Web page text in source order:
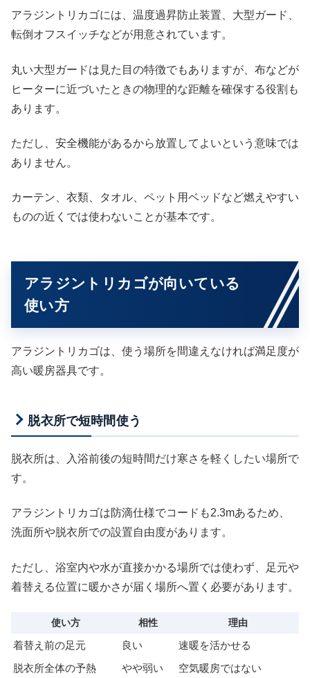
アラジントリカゴには、温度過昇防止装置、大型ガード、
転倒オフスイッチなどが用意されています。
丸い大型ガードは見た目の特徴でもありますが、布などが
ヒーターに近づいたときの物理的な距離を確保する役割も
あります。
ただし、安全機能があるから放置してよいという意味では
ありません。
カーテン、衣類、タオル、ペット用ベッドなど燃えやすい
ものの近くでは使わないことが基本です。
アラジントリカゴが向いている
使い方
アラジントリカゴは、使う場所を間違えなければ満足度が
高い暖房器具です。
脱衣所で短時間使う
脱衣所は、入浴前後の短時間だけ寒さを軽くしたい場所で
す。
アラジントリカゴは防滴仕様でコードも2.3mあるため、
洗面所や脱衣所での設置自由度があります。
ただし、浴室内や水が直接かかる場所では使わず、足元や
着替える位置に暖かさが届く場所へ置く必要があります。
使い方 相性 理由
着替え前の足元 良い
速暖を活かせる
脱衣所全体の予熱
やや弱い
空気暖房ではない